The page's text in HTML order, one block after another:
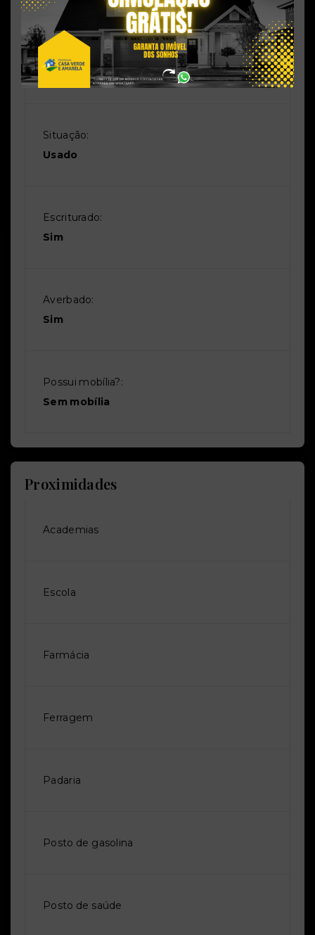
Residencial
Situação:
Usado
Escriturado:
Sim
Averbado:
Sim
Possui mobília?:
Sem mobília
Proximidades
Academias
Escola
Farmácia
Ferragem
Padaria
Posto de gasolina
Posto de saúde